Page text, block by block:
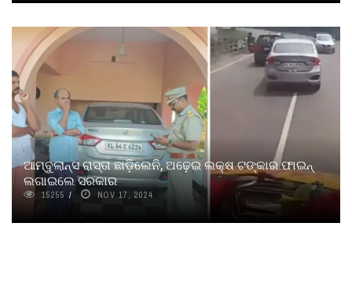
ଆମ୍ବୁଲାନ୍ସ ରାସ୍ତା ଛାଡ଼ିଲେନି, ଅଢ଼େଇ ଲକ୍ଷ ଟଙ୍କାର ଫାଇନ୍
ଲଗାଇଲେ ସରକାର
15255 NOV 17, 2024